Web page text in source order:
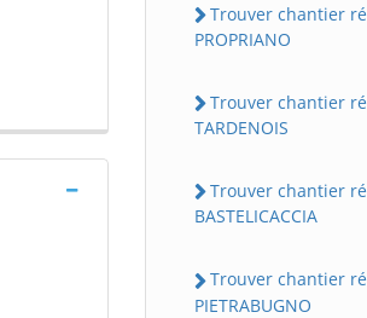
Trouver chantier
PROPRIANO
Trouver chantier
TARDENOIS
Trouver chantier
BASTELICACCIA
Trouver chantier
PIETRABUGNO